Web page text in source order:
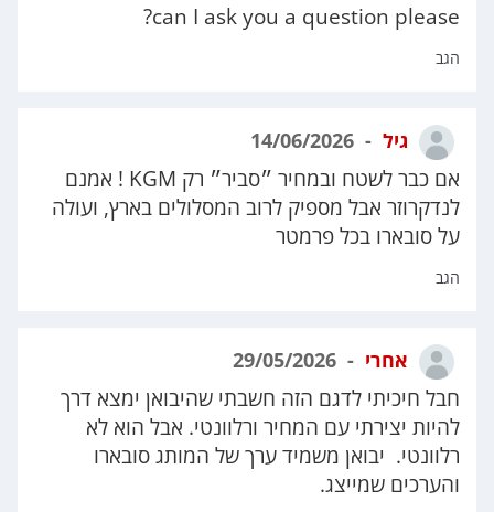
can I ask you a question please?
הגב
גיל
אם כבר לשטח ובמחיר ״סביר״ רק KGM ! אמנם
לנדקרוזר אבל מספיק לרוב המסלולים בארץ, ועולה
על סובארו בכל פרמטר
הגב
אחרי
חבל חיכיתי לדגם הזה חשבתי שהיבואן ימצא דרך
להיות יצירתי עם המחיר ורלוונטי. אבל הוא לא
רלוונטי. יבואן משמיד ערך של המותג סובארו
והערכים שמייצג.